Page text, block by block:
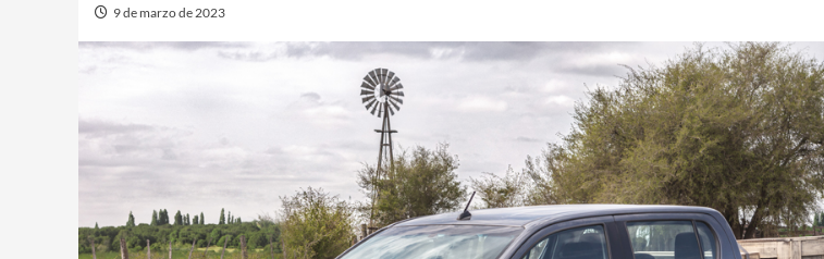
9 de marzo de 2023